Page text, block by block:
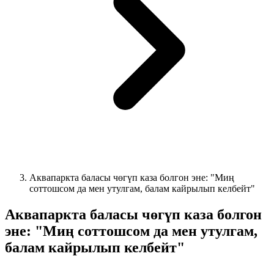
Аквапаркта баласы чөгүп каза болгон эне: "Миң
соттошсом да мен утулгам, балам кайрылып келбейт"
Аквапаркта баласы чөгүп каза болгон
эне: "Миң соттошсом да мен утулгам,
балам кайрылып келбейт"